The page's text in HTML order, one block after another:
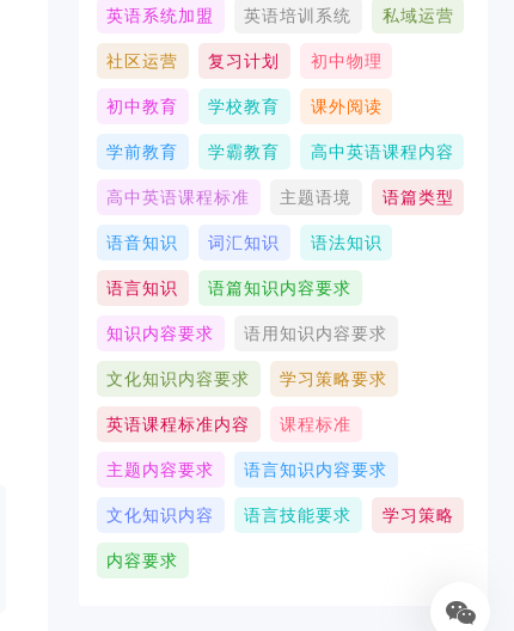
英语系统加盟 英语培训系统 私域运营
社区运营 复习计划 初中物理
初中教育 学校教育 课外阅读
学前教育 学霸教育 高中英语课程内容
高中英语课程标准 主题语境 语篇类型
语音知识 词汇知识 语法知识
语言知识 语篇知识内容要求
知识内容要求 语用知识内容要求
文化知识内容要求 学习策略要求
英语课程标准内容 课程标准
主题内容要求 语言知识内容要求
文化知识内容 语言技能要求 学习策略
内容要求